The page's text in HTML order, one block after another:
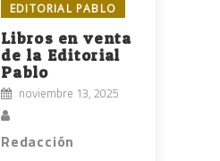
EDITORIAL PABLO
Libros en venta
de la Editorial
Pablo
noviembre 13, 2025
Redacción